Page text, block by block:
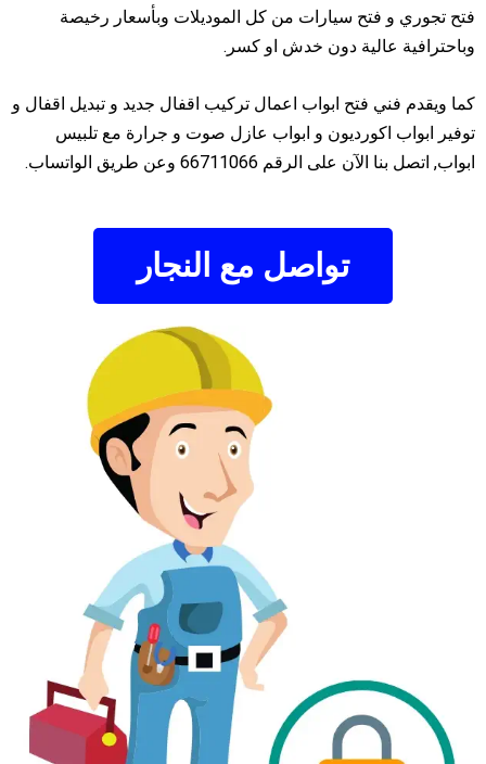
فتح تجوري و فتح سيارات من كل الموديلات وبأسعار رخيصة
وباحترافية عالية دون خدش او كسر.
كما ويقدم فني فتح ابواب اعمال تركيب اقفال جديد و تبديل اقفال و
توفير ابواب اكورديون و ابواب عازل صوت و جرارة مع تلبيس
ابواب, اتصل بنا الآن على الرقم 66711066 وعن طريق الواتساب.
تواصل مع النجار